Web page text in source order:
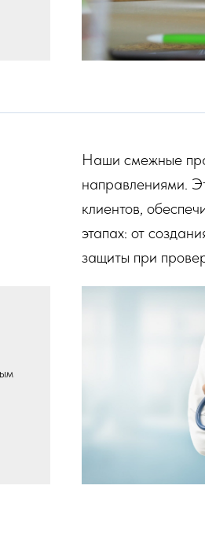
Наши смежные
направлениями.
клиентов,
этапах: от
защиты при